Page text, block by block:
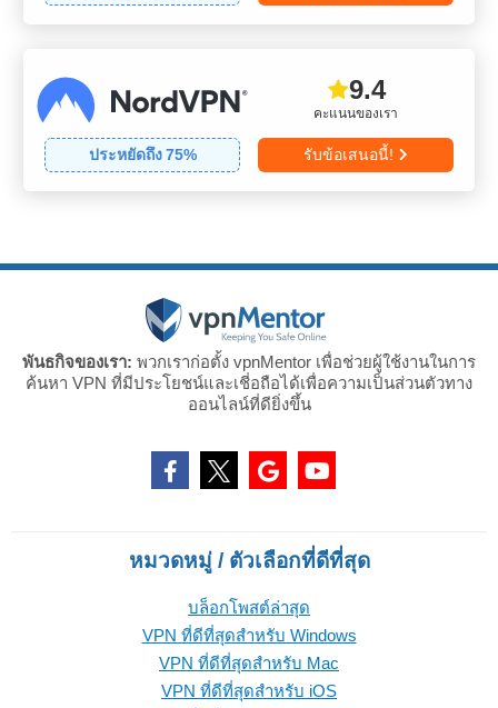
คะแนนของเรา
9.4
ประหยัดถึง 75% รับข้อเสนอนี้!
พันธกิจของเรา: พวกเราก่อตั้ง vpnMentor เพื่อช่วยผู้ใช้งานในการ
ค้นหา VPN ที่มีประโยชน์และเชี่อถือได้เพื่อความเป็นส่วนตัวทาง
ออนไลน์ที่ดียิ่งขึ้น
หมวดหมู่ / ตัวเลือกที่ดีที่สุด
บล็อกโพสต์ล่าสุด
VPN ที่ดีที่สุดสำหรับ Windows
VPN ที่ดีที่สุดสำหรับ Mac
VPN ที่ดีที่สุดสำหรับ iOS